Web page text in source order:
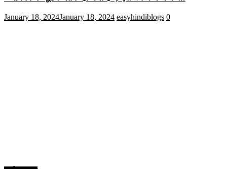
January 18, 2024January 18, 2024 easyhindiblogs 0